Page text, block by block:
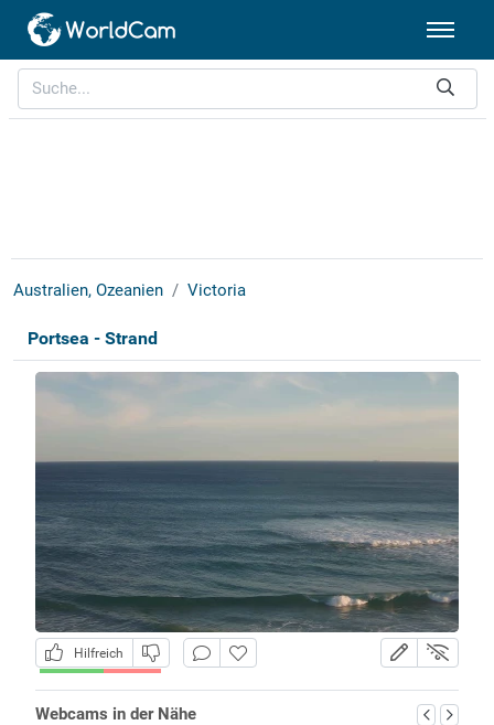
Australien, Ozeanien Victoria
Portsea - Strand
Hilfreich
Webcams in der Nähe